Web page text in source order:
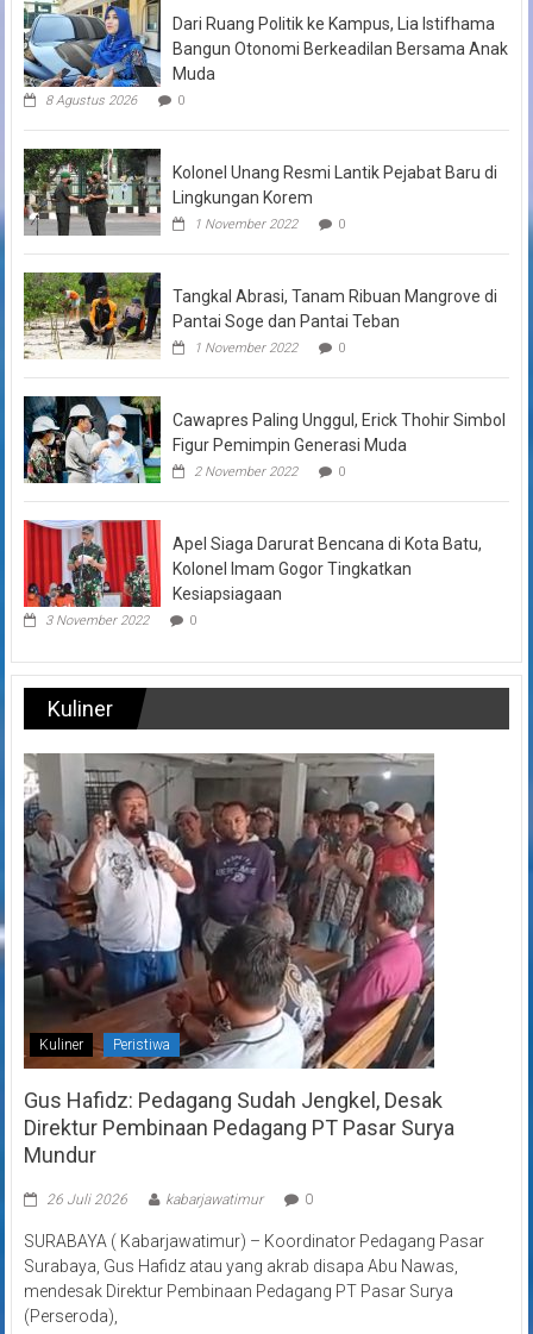
Dari Ruang Politik ke Kampus, Lia Istifhama
Bangun Otonomi Berkeadilan Bersama Anak
Muda
8 Agustus 2026 0
Kolonel Unang Resmi Lantik Pejabat Baru di
Lingkungan Korem
1 November 2022 0
Tangkal Abrasi, Tanam Ribuan Mangrove di
Pantai Soge dan Pantai Teban
1 November 2022 0
Cawapres Paling Unggul, Erick Thohir Simbol
Figur Pemimpin Generasi Muda
2 November 2022 0
Apel Siaga Darurat Bencana di Kota Batu,
Kolonel Imam Gogor Tingkatkan
Kesiapsiagaan
3 November 2022 0
Kuliner
Kuliner Peristiwa
Gus Hafidz: Pedagang Sudah Jengkel, Desak
Direktur Pembinaan Pedagang PT Pasar Surya
Mundur
26 Juli 2026 kabarjawatimur 0
SURABAYA ( Kabarjawatimur) – Koordinator Pedagang Pasar
Surabaya, Gus Hafidz atau yang akrab disapa Abu Nawas,
mendesak Direktur Pembinaan Pedagang PT Pasar Surya
(Perseroda),